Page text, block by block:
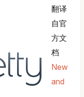
翻译
自官
方文
档
New
and